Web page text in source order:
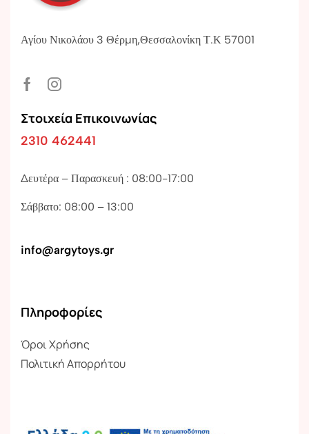
Αγίου Νικολάου 3 Θέρμη,Θεσσαλονίκη Τ.Κ 57001
Στοιχεία Επικοινωνίας
2310 462441
Δευτέρα – Παρασκευή : 08:00-17:00
Σάββατο: 08:00 – 13:00
info@argytoys.gr
Πληροφορίες
Όροι Χρήσης
Πολιτική Απορρήτου